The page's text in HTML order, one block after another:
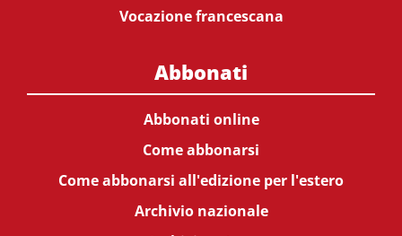
Vocazione francescana
Abbonati
Abbonati online
Come abbonarsi
Come abbonarsi all'edizione per l'estero
Archivio nazionale